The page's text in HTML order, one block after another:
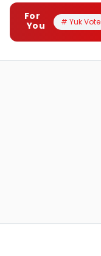
For
You
# Yuk Vote